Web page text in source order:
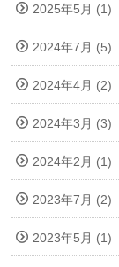
2025年5月 (1)
2024年7月 (5)
2024年4月 (2)
2024年3月 (3)
2024年2月 (1)
2023年7月 (2)
2023年5月 (1)